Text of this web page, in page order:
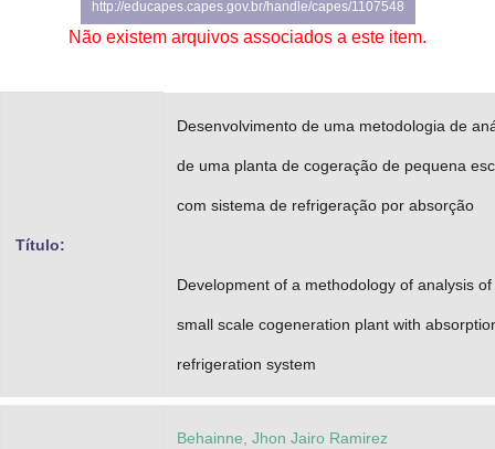
Banco Central do Brasil
Planalto
http://educapes.capes.gov.br/handle/capes/1107548
Não existem arquivos associados a este item.
Título:
Desenvolvimento de uma metodologia de
de uma planta de cogeração de pequena
com sistema de refrigeração por absorção
Development of a methodology of analysis of
small scale cogeneration plant with
refrigeration system
Behainne, Jhon Jairo Ramirez